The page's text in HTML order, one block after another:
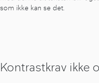
som ikke kan se det.
Kontrastkrav ikke